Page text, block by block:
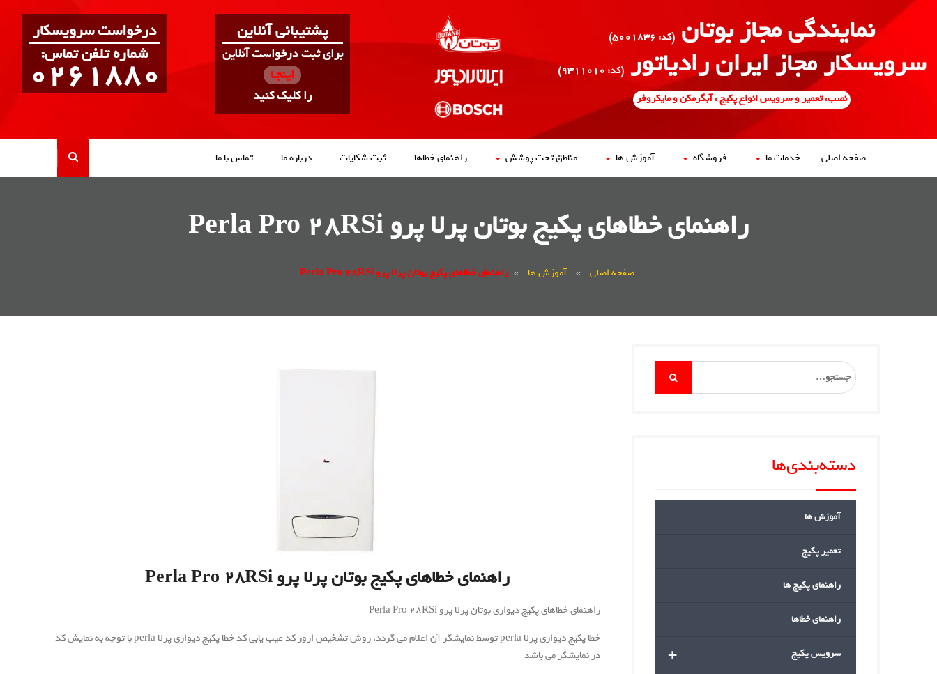
نمایندگی مجاز بوتان (کد: ۵۰۰۱۸۳۶)
سرویسکار مجاز ایران رادیاتور (کد: ۹۳۱۱۰۱۰)
نصب، تعمیر و سرویس انواع پکیج ، آبگرمکن و مایکروفر
پشتیبانی آنلاین
برای ثبت درخواست آنلاین
اینجـا
را کلیک کنید
درخواست سرویسکار
:شماره تلفن تماس
0261880
صفحه اصلی خدمات ما فروشگاه آموزش ها مناطق تحت پوشش راهنمای خطاها ثبت شکایات درباره ما تماس با ما
راهنمای خطاهای پکیج بوتان پرلا پرو Perla Pro 28RSi
صفحه اصلی » آموزش ها » راهنمای خطاهای پکیج بوتان پرلا پرو Perla Pro 28RSi
راهنمای خطاهای پکیج بوتان پرلا پرو Perla Pro 28RSi
راهنمای خطاهای پکیج دیواری بوتان پرلا پرو Perla Pro 28RSi
خطا پکیج دیواری پرلا perla توسط نمایشگر آن اعلام می گردد. روش تشخیص ارور کد عیب یابی کد خطا پکیج دیواری پرلا perla با توجه به نمایش کد
در نمایشگر می باشد
Search
for:
دسته‌بندی‌ها
آموزش ها
تعمیر پکیج
راهنمای پکیج ها
راهنمای خطاها
+ سرویس پکیج